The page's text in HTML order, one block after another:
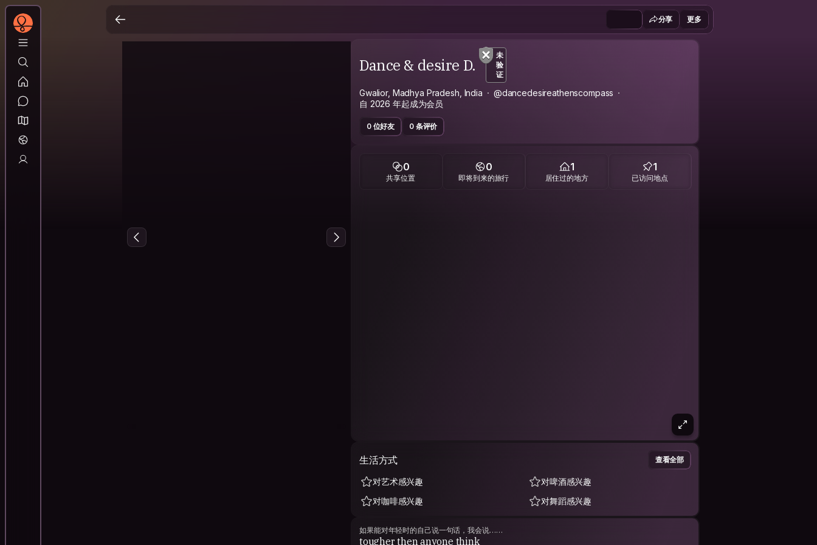
分享 更多
Dance & desire D.
未
验
证
Gwalior, Madhya Pradesh, India
@dancedesireathenscompass
自 2026 年起成为会员
0 位好友 0 条评价
0
共享位置
0
即将到来的旅行
1
居住过的地方
1
已访问地点
生活方式 查看全部
对艺术感兴趣
对啤酒感兴趣
对咖啡感兴趣
对舞蹈感兴趣
如果能对年轻时的自己说一句话，我会说……
tougher then anyone think